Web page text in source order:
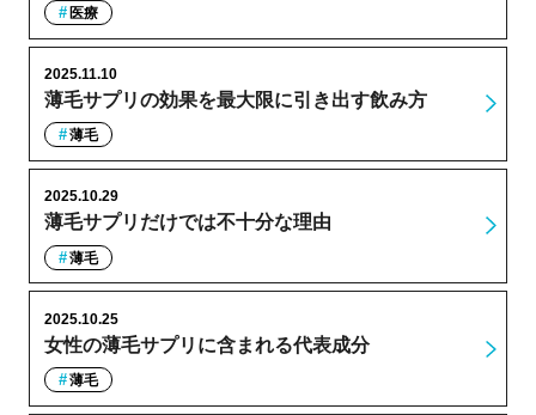
医療
薄毛サプリの効果を最大限に引き出す飲み方
2025.11.10
薄毛
薄毛サプリだけでは不十分な理由
2025.10.29
薄毛
女性の薄毛サプリに含まれる代表成分
2025.10.25
薄毛